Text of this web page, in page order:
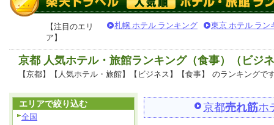
【注目のエリ
ア】
札幌 ホテル ランキング 東京 ホテル ラン
京都 人気ホテル・旅館ランキング（食事）（ビジ
【京都】【人気ホテル・旅館】【ビジネス】【食事】 のランキングで
京都売れ筋ホ
エリアで絞り込む
全国